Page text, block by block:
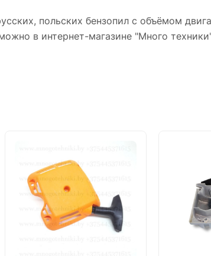
польских бензопил с объёмом
в интернет-магазине "Много